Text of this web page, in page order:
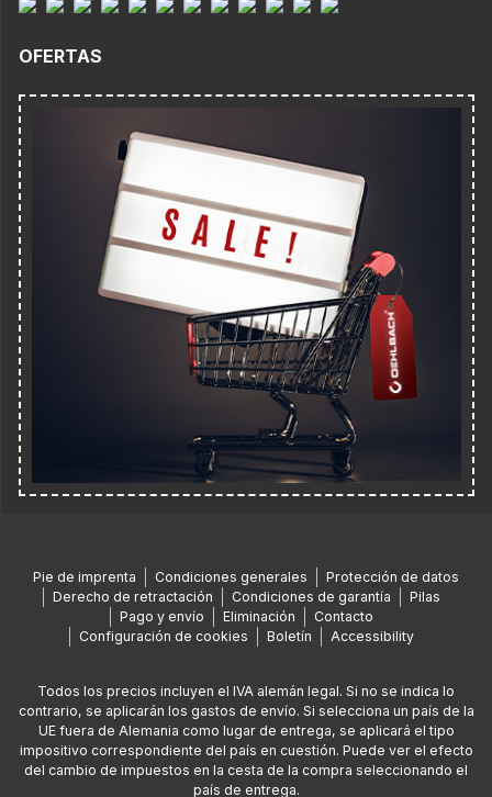
OFERTAS
Pie de imprenta Condiciones generales
Protección de datos
Derecho de retractación
Condiciones de garantía
Pilas
Pago y envío
Eliminación
Contacto
Configuración de cookies
Boletín Accessibility
Todos los precios incluyen el IVA alemán legal. Si no se indica lo
contrario, se aplicarán los gastos de envío. Si selecciona un país de la
UE fuera de Alemania como lugar de entrega, se aplicará el tipo
impositivo correspondiente del país en cuestión. Puede ver el efecto
del cambio de impuestos en la cesta de la compra seleccionando el
país de entrega.